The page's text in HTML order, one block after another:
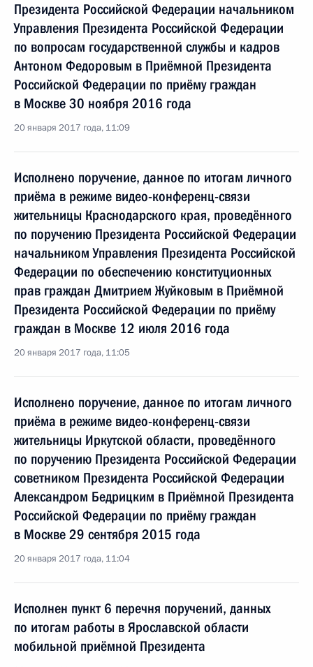
Президента Российской Федерации начальником
Управления Президента Российской Федерации
по вопросам государственной службы и кадров
Антоном Федоровым в Приёмной Президента
Российской Федерации по приёму граждан
в Москве 30 ноября 2016 года
20 января 2017 года, 11:09
Исполнено поручение, данное по итогам личного
приёма в режиме видео-конференц-связи
жительницы Краснодарского края, проведённого
по поручению Президента Российской Федерации
начальником Управления Президента Российской
Федерации по обеспечению конституционных
прав граждан Дмитрием Жуйковым в Приёмной
Президента Российской Федерации по приёму
граждан в Москве 12 июля 2016 года
20 января 2017 года, 11:05
Исполнено поручение, данное по итогам личного
приёма в режиме видео-конференц-связи
жительницы Иркутской области, проведённого
по поручению Президента Российской Федерации
советником Президента Российской Федерации
Александром Бедрицким в Приёмной Президента
Российской Федерации по приёму граждан
в Москве 29 сентября 2015 года
20 января 2017 года, 11:04
Исполнен пункт 6 перечня поручений, данных
по итогам работы в Ярославской области
мобильной приёмной Президента